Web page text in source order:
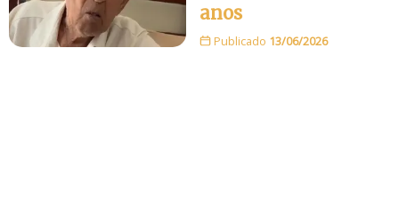
anos
Publicado 13/06/2026